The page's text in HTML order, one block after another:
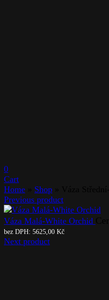
0
Cart
Home
Shop
Previous product
Váza Malá-White Orchid
bez DPH: 5625,00 Kč
Next product